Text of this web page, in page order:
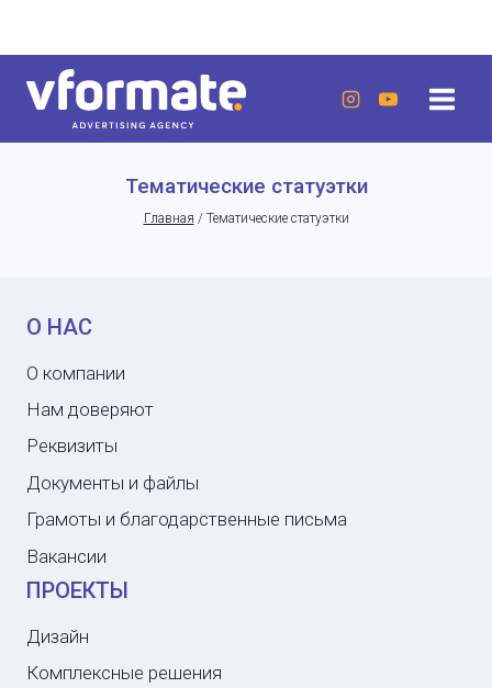
содержанию
Тематические статуэтки
Главная / Тематические статуэтки
О НАС
О компании
Нам доверяют
Реквизиты
Документы и файлы
Грамоты и благодарственные письма
Вакансии
ПРОЕКТЫ
Дизайн
Комплексные решения